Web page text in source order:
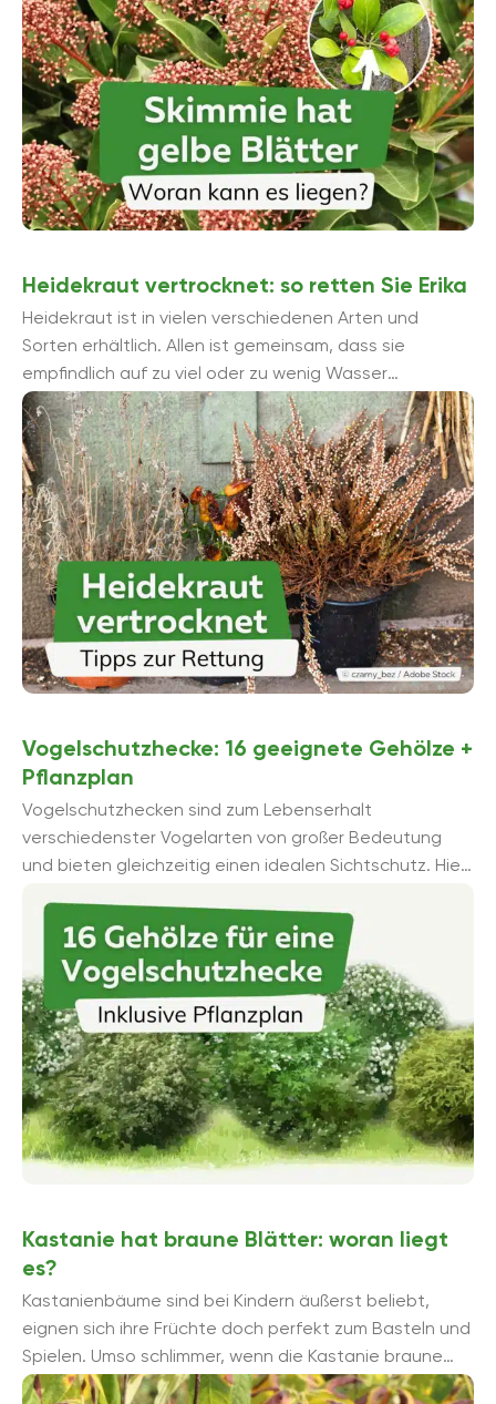
Heidekraut vertrocknet: so retten Sie Erika
Heidekraut ist in vielen verschiedenen Arten und
Sorten erhältlich. Allen ist gemeinsam, dass sie
empfindlich auf zu viel oder zu wenig Wasser
reagieren. Die Folge: Das Heidekraut vertrocknet. So
...
Vogelschutzhecke: 16 geeignete Gehölze +
Pflanzplan
Vogelschutzhecken sind zum Lebenserhalt
verschiedenster Vogelarten von großer Bedeutung
und bieten gleichzeitig einen idealen Sichtschutz. Hier
Kastanie hat braune Blätter: woran liegt
es?
Kastanienbäume sind bei Kindern äußerst beliebt,
eignen sich ihre Früchte doch perfekt zum Basteln und
Spielen. Umso schlimmer, wenn die Kastanie braune
Blätter bekommt. Woran kann ...